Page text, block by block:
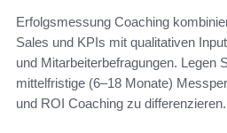
Erfolgsmessung Coaching
Sales und KPIs mit qualitativen
und Mitarbeiterbefragungen. Legen
mittelfristige (6–18 Monate)
und ROI Coaching zu differenzieren.